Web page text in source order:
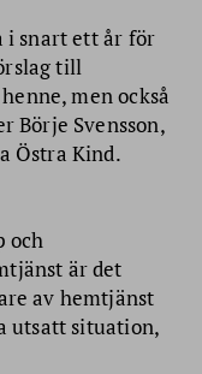
i snart ett år för
till
men också
Börje Svensson,
Östra Kind.
och
är det
av hemtjänst
utsatt situation,